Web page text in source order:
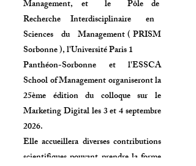
Management, et le Pôle de
Recherche Interdisciplinaire en
Sciences du Management ( PRISM
Sorbonne ), l'Université Paris 1
Panthéon-Sorbonne et l'ESSCA
School of Management organiseront la
25ème édition du colloque sur le
Marketing Digital les 3 et 4 septembre
2026.
Elle accueillera diverses contributions
scientifiques pouvant prendre la forme